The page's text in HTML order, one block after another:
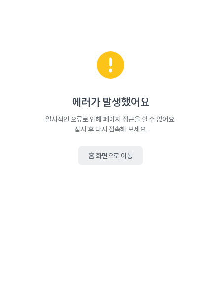
에러가 발생했어요
일시적인 오류로 인해 페이지 접근을 할 수 없어요.
잠시 후 다시 접속해 보세요.
홈 화면으로 이동